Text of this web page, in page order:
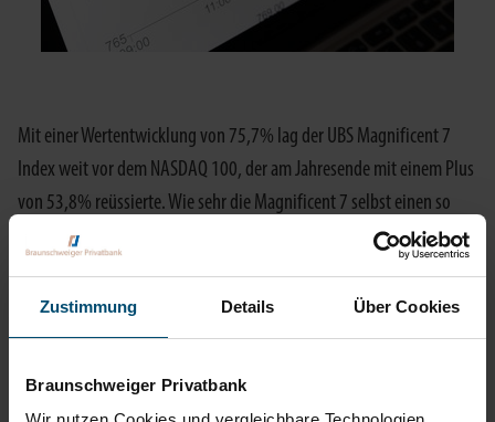
Zustimmung Details Über Cookies
Braunschweiger Privatbank
Mit einer Wertentwicklung von 75,7% lag der UBS Magnificent 7
Index weit vor dem NASDAQ 100, der am Jahresende mit einem Plus
von 53,8% reüssierte. Wie sehr die Magnificent 7 selbst einen so
breit aufgestellten Index wie den S&P 500 beeinflussen, zeigt der
der S&P 500 ins Ziel. Künstliche Intelligenz ist zum geflügelten Wort
des 4. Quartals geworden. Erfahrene Anleger erinnern sich an die